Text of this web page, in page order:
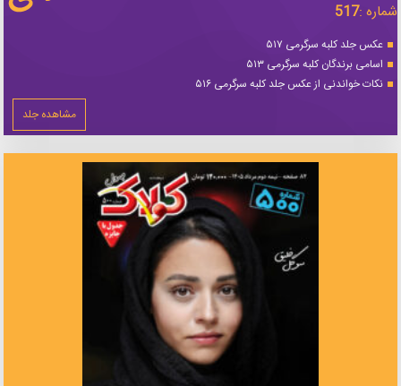
شماره :517
عکس جلد کلبه سرگرمی ۵۱۷
اسامی برندگان کلبه سرگرمی ۵۱۳
نکات خواندنی از عکس جلد کلبه سرگرمی ۵۱۶
مشاهده جلد